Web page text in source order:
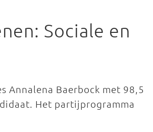
Sociale en
Annalena Baerbock met 98,5
Het partijprogramma